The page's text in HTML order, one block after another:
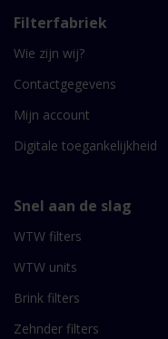
Filterfabriek
Wie zijn wij?
Contactgegevens
Mijn account
Digitale toegankelijkheid
Snel aan de slag
WTW filters
WTW units
Brink filters
Zehnder filters